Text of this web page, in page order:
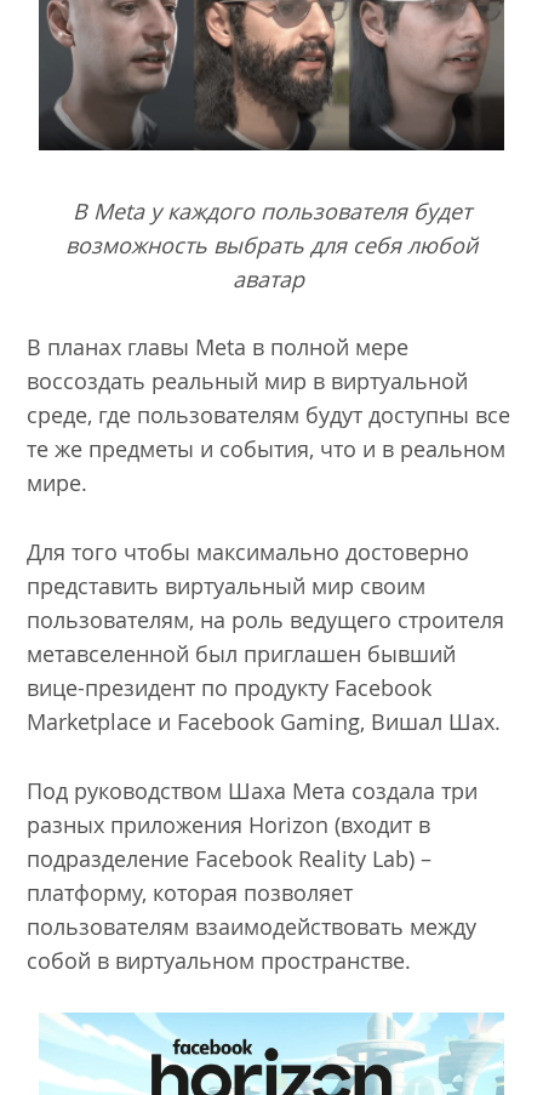
В Meta у каждого пользователя будет
возможность выбрать для себя любой
аватар
В планах главы Meta в полной мере
воссоздать реальный мир в виртуальной
среде, где пользователям будут доступны все
те же предметы и события, что и в реальном
мире.
Для того чтобы максимально достоверно
представить виртуальный мир своим
пользователям, на роль ведущего строителя
метавселенной был приглашен бывший
вице-президент по продукту Facebook
Marketplace и Facebook Gaming, Вишал Шах.
Под руководством Шаха Мета создала три
разных приложения Horizon (входит в
подразделение Facebook Reality Lab) –
платформу, которая позволяет
пользователям взаимодействовать между
собой в виртуальном пространстве.